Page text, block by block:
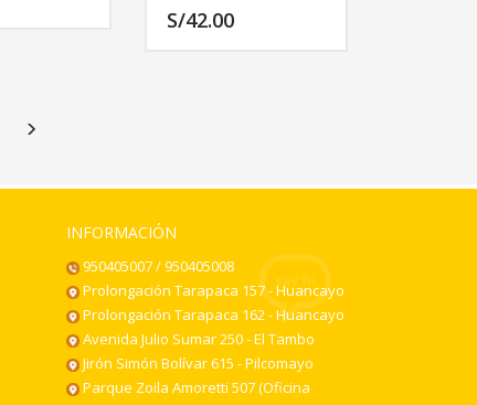
S/42.00
INFORMACIÓN
950405007 / 950405008
Prolongación Tarapaca 157 - Huancayo
Prolongación Tarapaca 162 - Huancayo
Avenida Julio Sumar 250 - El Tambo
Jirón Simón Bolívar 615 - Pilcomayo
Parque Zoila Amoretti 507 (Oficina